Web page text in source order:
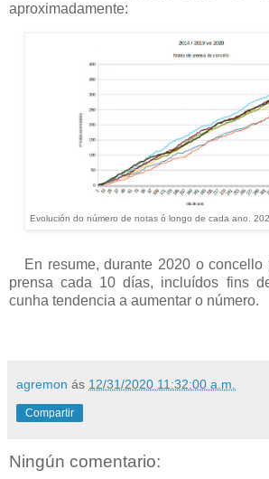
aproximadamente:
Evolución do número de notas ó longo de cada ano.
En resume, durante 2020 o concello
prensa cada 10 días, incluídos fins
cunha tendencia a aumentar o número.
agremon ás 12/31/2020 11:32:00 a.m.
Compartir
Ningún comentario: